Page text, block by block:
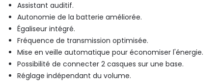
Assistant auditif.
Autonomie de la batterie améliorée.
Égaliseur intégré.
Fréquence de transmission optimisée.
Mise en veille automatique pour économiser l'énergie.
Possibilité de connecter 2 casques sur une base.
Réglage indépendant du volume.